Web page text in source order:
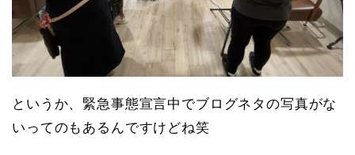
というか、緊急事態宣言中でブログネタの写真がな
いってのもあるんですけどね笑